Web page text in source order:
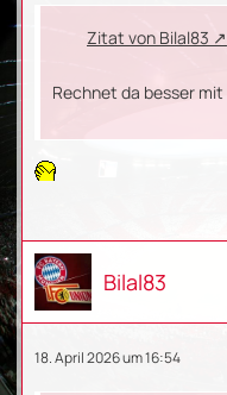
Zitat von Bilal83
Rechnet da besser
Bilal83
18. April 2026 um 16:54